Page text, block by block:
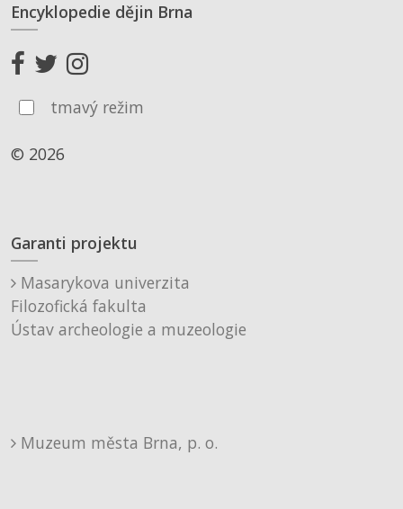
Encyklopedie dějin Brna
tmavý režim
© 2026
Garanti projektu
Masarykova univerzita
Filozofická fakulta
Ústav archeologie a muzeologie
Muzeum města Brna, p. o.